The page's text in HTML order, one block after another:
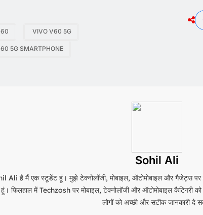
VIVO V60 5G
5G SMARTPHONE
Sohil Ali
Ali है मैं एक स्टूडेंट हूं। मुझे टेक्नोलॉजी, मोबाइल, ऑटोमोबाइल और गैजेट्स
फिलहाल में Techzosh पर मोबाइल, टेक्नोलॉजी और ऑटोमोबाइल कैटिगरी
लोगों को अच्छी और सटीक जानकारी दे